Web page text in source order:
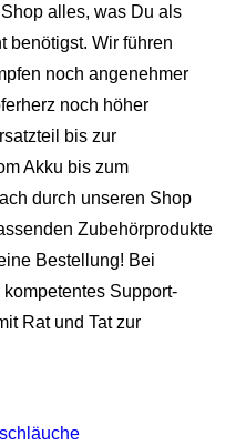
alles, was Du als
benötigst. Wir führen
noch angenehmer
noch höher
bis zur
Akku bis zum
durch unseren Shop
Zubehörprodukte
Bestellung! Bei
Support-
Rat und Tat zur